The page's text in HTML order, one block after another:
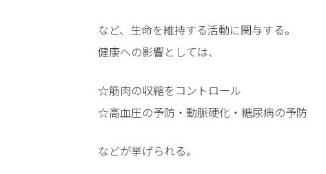
など、生命を維持する活動に関与する。
健康への影響としては、
☆筋肉の収縮をコントロール
☆高血圧の予防・動脈硬化・糖尿病の予防
などが挙げられる。